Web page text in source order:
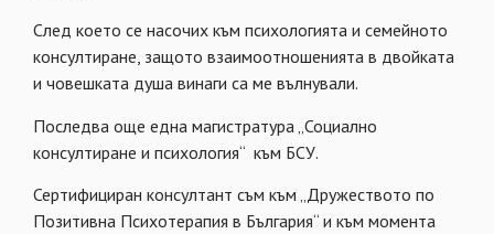
След което се насочих към психологията и семейното
консултиране, защото взаимоотношенията в двойката
и човешката душа винаги са ме вълнували.
Последва още една магистратура „Социално
консултиране и психология“ към БСУ.
Сертифициран консултант съм към „Дружеството по
Позитивна Психотерапия в България“ и към момента